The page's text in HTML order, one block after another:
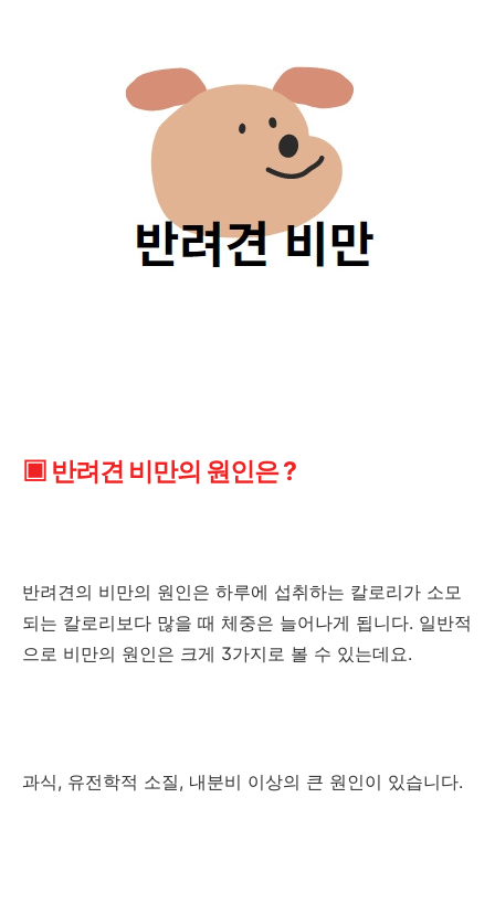
▣ 반려견 비만의 원인은 ?
반려견의 비만의 원인은 하루에 섭취하는 칼로리가 소모
되는 칼로리보다 많을 때 체중은 늘어나게 됩니다. 일반적
으로 비만의 원인은 크게 3가지로 볼 수 있는데요.
과식, 유전학적 소질, 내분비 이상의 큰 원인이 있습니다.